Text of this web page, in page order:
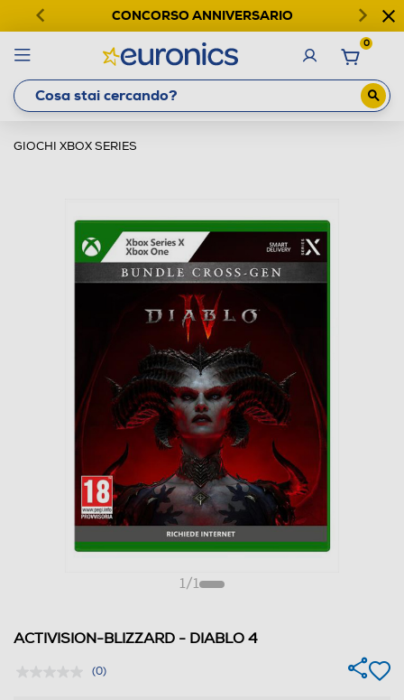
CONCORSO ANNIVERSARIO
0
GIOCHI XBOX SERIES
1/1
ACTIVISION-BLIZZARD - DIABLO 4
(0)